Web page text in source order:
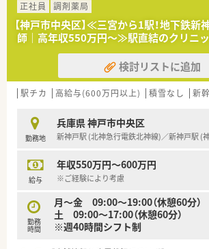
戸中心エリアで地域医療に深く貢献できる
■現在は常勤3名と非常勤2名の体制で運営
院門前ならではの質の高い服薬指導を実践
【法人特徴について】
■全国に多数の店舗を展開し、全都道府県
トワークと極めて安定した経営基盤を誇る
■「真の医薬分業」を企業理念に掲げ、創
■独自の音声入力薬歴システムなど、現場
発のIT設備を導入し、業務の効率化を推進し
■イントラネット上で最新の業界情報や病
れており、全社員がいつでもどこでも学べ
ない透明性の高いホワイトな就労環境が保
■マンツーマン指導のOJT制度が整ってお
安心して職場に馴染める手厚いフォロー体
正社員
調剤薬局
【神戸市中央区】≪三宮から1駅！地下鉄
師｜高年収550万円～≫駅直結のクリニ
検討リストに追加
駅チカ 高給与(600万円以上) 積雪なし 新
勤務地
兵庫県 神戸市中央区
新神戸駅 (北神急行電鉄北神線)／新神戸駅 (
給与
年収550万円～600万円
※ご経験により考慮
勤務
時間
月～金 09:00～19:00（休憩60分）
土 09:00～17:00（休憩60分）
※週40時間シフト制